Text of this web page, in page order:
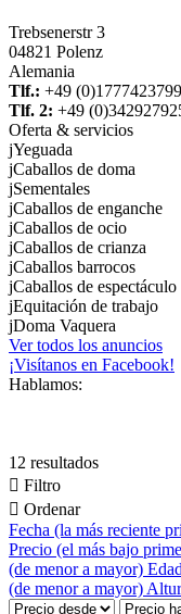
Trebsenerstr 3
04821 Polenz
Alemania
Tlf.: +49 (0)1777423799
Tlf. 2: +49
Oferta & servicios
jYeguada
jCaballos de doma
jSementales
jCaballos de enganche
jCaballos de ocio
jCaballos de crianza
jCaballos barrocos
jCaballos de espectáculo
jEquitación de trabajo
jDoma Vaquera
Ver todos los anuncios
¡Visítanos en Facebook!
Hablamos:
12 resultados
 Filtro
 Ordenar
Fecha (la más reciente
Precio (el más bajo
(de menor a mayor)
(de menor a mayor)